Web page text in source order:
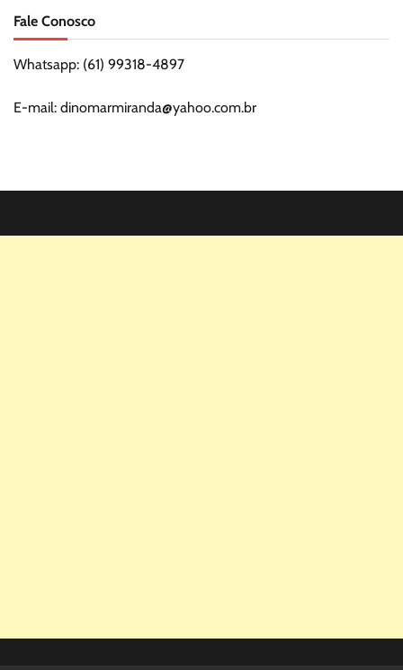
Fale Conosco
Whatsapp: (61) 99318-4897
E-mail: dinomarmiranda@yahoo.com.br